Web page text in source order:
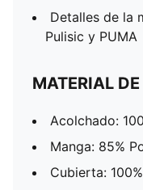
Detalles de la
Pulisic y PUMA
MATERIAL
Acolchado:
Manga: 85%
Cubierta: